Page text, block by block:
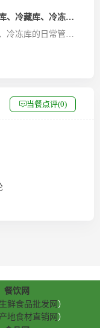
央厨仓储作业标准：常温库、冷藏库、冷冻库的管理办法
当餐点评(0)
餐饮网
生鲜食品批发网 ）
产地食材直销网 ）